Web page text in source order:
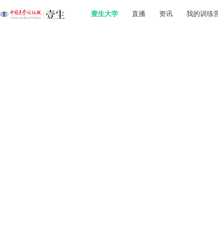
壹生大学 直播 资讯 我的训练